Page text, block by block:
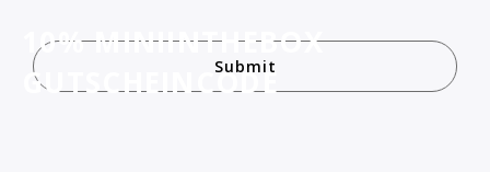
10% MINIINTHEBOX
GUTSCHEINCODE